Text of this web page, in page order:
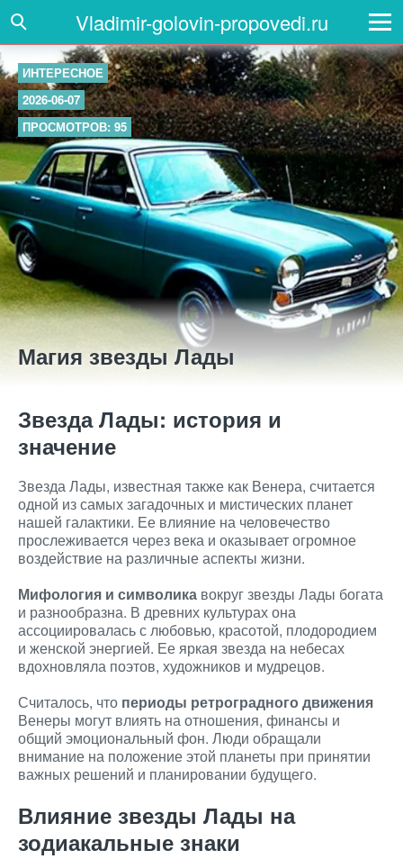
Vladimir-golovin-propovedi.ru
ИНТЕРЕСНОЕ
2026-06-07
ПРОСМОТРОВ: 95
Магия звезды Лады
Звезда Лады: история и
значение
Звезда Лады, известная также как Венера, считается
одной из самых загадочных и мистических планет
нашей галактики. Ее влияние на человечество
прослеживается через века и оказывает огромное
воздействие на различные аспекты жизни.
Мифология и символика вокруг звезды Лады богата
и разнообразна. В древних культурах она
ассоциировалась с любовью, красотой, плодородием
и женской энергией. Ее яркая звезда на небесах
вдохновляла поэтов, художников и мудрецов.
Считалось, что периоды ретроградного движения
Венеры могут влиять на отношения, финансы и
общий эмоциональный фон. Люди обращали
внимание на положение этой планеты при принятии
важных решений и планировании будущего.
Влияние звезды Лады на
зодиакальные знаки